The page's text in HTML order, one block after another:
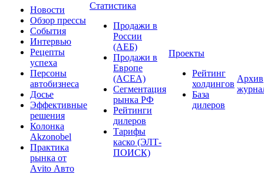
Новости
Обзор прессы
События
Интервью
Рецепты
успеха
Персоны
автобизнеса
Досье
Эффективные
решения
Колонка
Akzonobel
Практика
рынка от
Аvito Авто
Статистика
Продажи в
России
(АЕБ)
Продажи в
Европе
(ACEA)
Сегментация
рынка РФ
Рейтинги
дилеров
Тарифы
каско (ЭЛТ-
ПОИСК)
Проекты
Рейтинг
холдингов
База
дилеров
Архив